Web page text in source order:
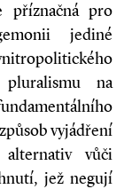
příznačná pro
jediné
pluralismu na
vyjádření
alternativ vůči
jež negují